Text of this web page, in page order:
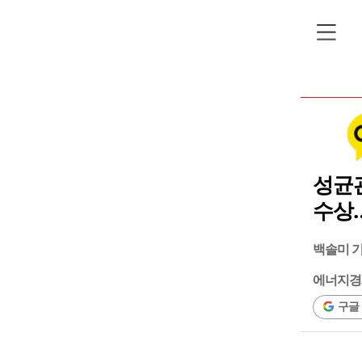
성균
수상
백솔미
에너지
구글